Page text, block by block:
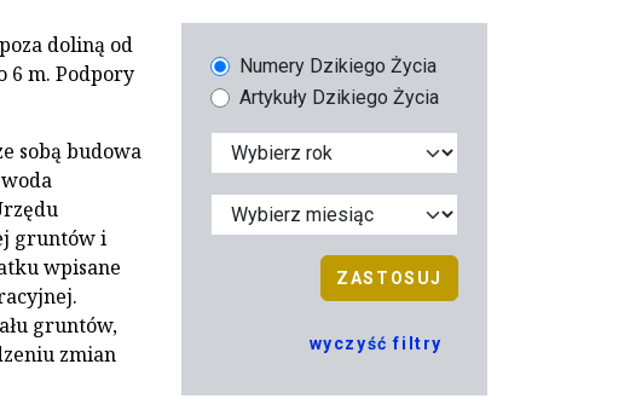
doliną od
6 m. Podpory
sobą budowa
gruntów i
wpisane
gruntów,
zmian
Numery Dzikiego Życia
Artykuły Dzikiego Życia
ZASTOSUJ
wyczyść filtry